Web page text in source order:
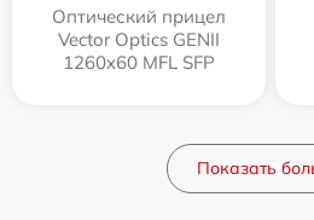
Оптический прицел
Vector Optics GENII
1260x60 MFL SFP
Показать